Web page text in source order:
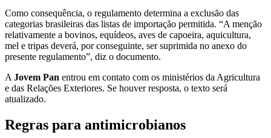
Como consequência, o regulamento determina a exclusão das
categorias brasileiras das listas de importação permitida. “A menção
relativamente a bovinos, equídeos, aves de capoeira, aquicultura,
mel e tripas deverá, por conseguinte, ser suprimida no anexo do
presente regulamento”, diz o documento.
A Jovem Pan entrou em contato com os ministérios da Agricultura
e das Relações Exteriores. Se houver resposta, o texto será
atualizado.
Regras para antimicrobianos